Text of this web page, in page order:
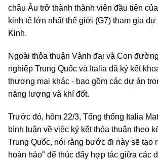
châu Âu trở thành thành viên đầu tiên
kinh tế lớn nhất thế giới (G7) tham gia dự
Kinh.
Ngoài thỏa thuận Vành đai và Con
nghiệp Trung Quốc và Italia đã ký kết
thương mại khác - bao gồm các dự án
năng lượng và khí đốt.
Trước đó, hôm 22/3, Tổng thống Italia
bình luận về việc ký kết thỏa thuận theo
Trung Quốc, nói rằng bước đi này sẽ tạo
hoàn hảo" để thúc đẩy hợp tác giữa các